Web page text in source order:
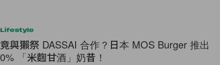
Lifestyle
竟與獺祭 DASSAI 合作？日本 MOS Burger 推出
0% 「米麴甘酒」奶昔！